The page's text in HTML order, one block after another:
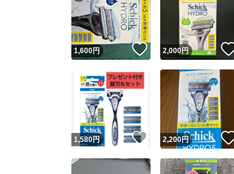
1,600円 いいね！
2,000円
1,580円 いいね！
2,200円